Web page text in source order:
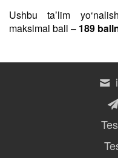
Ushbu taʼlim
maksimal ball – 189